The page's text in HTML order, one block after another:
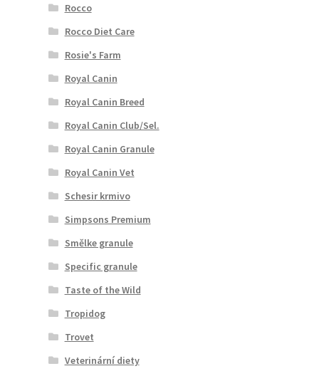
Rocco
Rocco Diet Care
Rosie's Farm
Royal Canin
Royal Canin Breed
Royal Canin Club/Sel.
Royal Canin Granule
Royal Canin Vet
Schesir krmivo
Simpsons Premium
Smělke granule
Specific granule
Taste of the Wild
Tropidog
Trovet
Veterinární diety